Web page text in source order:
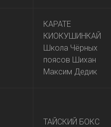
КАРАТЕ
КИОКУШИНКАЙ
Школа Чёрных
поясов Шихан
Максим Дедик
ТАЙСКИЙ БОКС